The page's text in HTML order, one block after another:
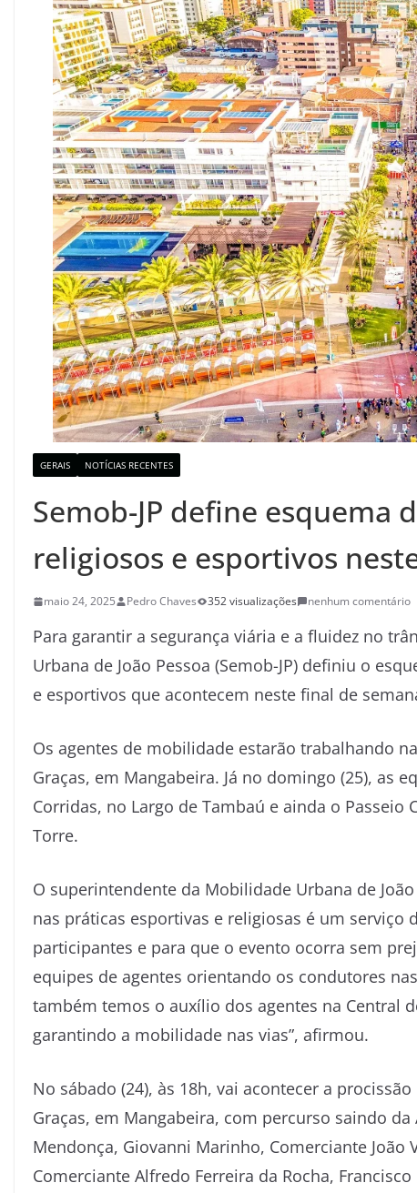
GERAIS NOTÍCIAS RECENTES
Semob-JP define esquema
religiosos e esportivos
maio 24, 2025 Pedro Chaves 352 visualizações nenhum comentário
Para garantir a segurança viária e a fluidez no
Urbana de João Pessoa (Semob-JP) definiu o
e esportivos que acontecem neste final de
Os agentes de mobilidade estarão trabalhando
Graças, em Mangabeira. Já no domingo (25), as
Corridas, no Largo de Tambaú e ainda o
Torre.
O superintendente da Mobilidade Urbana de
nas práticas esportivas e religiosas é um serviço
participantes e para que o evento ocorra sem
equipes de agentes orientando os condutores
também temos o auxílio dos agentes na Central
garantindo a mobilidade nas vias”, afirmou.
No sábado (24), às 18h, vai acontecer a
Graças, em Mangabeira, com percurso saindo da
Mendonça, Giovanni Marinho, Comerciante João
Comerciante Alfredo Ferreira da Rocha,